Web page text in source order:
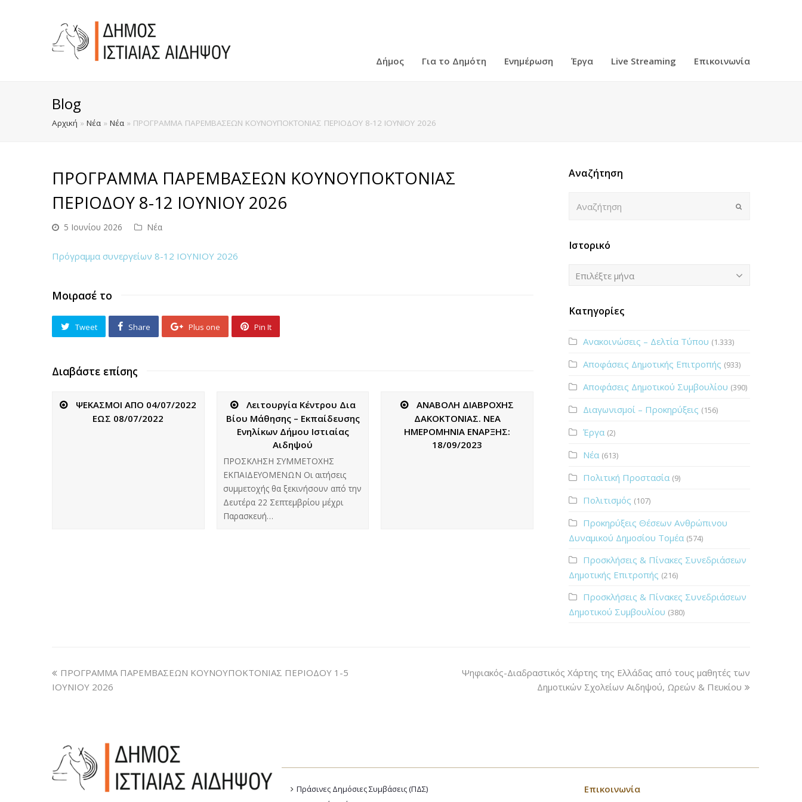
Δήμος Για το Δημότη Ενημέρωση Έργα Live Streaming Επικοινωνία
Blog
Αρχική » Νέα » Νέα » ΠΡΟΓΡΑΜΜΑ ΠΑΡΕΜΒΑΣΕΩΝ ΚΟΥΝΟΥΠΟΚΤΟΝΙΑΣ ΠΕΡΙΟΔΟΥ 8-12 ΙΟΥΝΙΟΥ 2026
ΠΡΟΓΡΑΜΜΑ ΠΑΡΕΜΒΑΣΕΩΝ ΚΟΥΝΟΥΠΟΚΤΟΝΙΑΣ
ΠΕΡΙΟΔΟΥ 8-12 ΙΟΥΝΙΟΥ 2026
5 Ιουνίου 2026 Νέα
Πρόγραμμα συνεργείων 8-12 ΙΟΥΝΙΟΥ 2026
Μοιρασέ το
Tweet Share Plus one Pin It
Διαβάστε επίσης
ΨΕΚΑΣΜΟΙ ΑΠΟ 04/07/2022
ΕΩΣ 08/07/2022
Λειτουργία Κέντρου Δια
Βίου Μάθησης – Εκπαίδευσης
Ενηλίκων Δήμου Ιστιαίας
Αιδηψού
ΠΡΟΣΚΛΗΣΗ ΣΥΜΜΕΤΟΧΗΣ
ΕΚΠΑΙΔΕΥΟΜΕΝΩΝ Οι αιτήσεις
συμμετοχής θα ξεκινήσουν από την
Δευτέρα 22 Σεπτεμβρίου μέχρι
Παρασκευή…
ΑΝΑΒΟΛΗ ΔΙΑΒΡΟΧΗΣ
ΔΑΚΟΚΤΟΝΙΑΣ. ΝΕΑ
ΗΜΕΡΟΜΗΝΙΑ ΕΝΑΡΞΗΣ:
18/09/2023
Αναζήτηση
Ιστορικό
Ιστορικό
Επιλέξτε μήνα
Κατηγορίες
Ανακοινώσεις – Δελτία Τύπου (1.333)
Αποφάσεις Δημοτικής Επιτροπής (933)
Αποφάσεις Δημοτικού Συμβουλίου (390)
Διαγωνισμοί – Προκηρύξεις (156)
Έργα (2)
Νέα (613)
Πολιτική Προστασία (9)
Πολιτισμός (107)
Προκηρύξεις Θέσεων Ανθρώπινου
Δυναμικού Δημοσίου Τομέα (574)
Προσκλήσεις & Πίνακες Συνεδριάσεων
Δημοτικής Επιτροπής (216)
Προσκλήσεις & Πίνακες Συνεδριάσεων
Δημοτικού Συμβουλίου (380)
ΠΡΟΓΡΑΜΜΑ ΠΑΡΕΜΒΑΣΕΩΝ ΚΟΥΝΟΥΠΟΚΤΟΝΙΑΣ ΠΕΡΙΟΔΟΥ 1-5
ΙΟΥΝΙΟΥ 2026
Ψηφιακός-Διαδραστικός Χάρτης της Ελλάδας από τους μαθητές των
Δημοτικών Σχολείων Αιδηψού, Ωρεών & Πευκίου
Πράσινες Δημόσιες Συμβάσεις (ΠΔΣ)
Επικοινωνία